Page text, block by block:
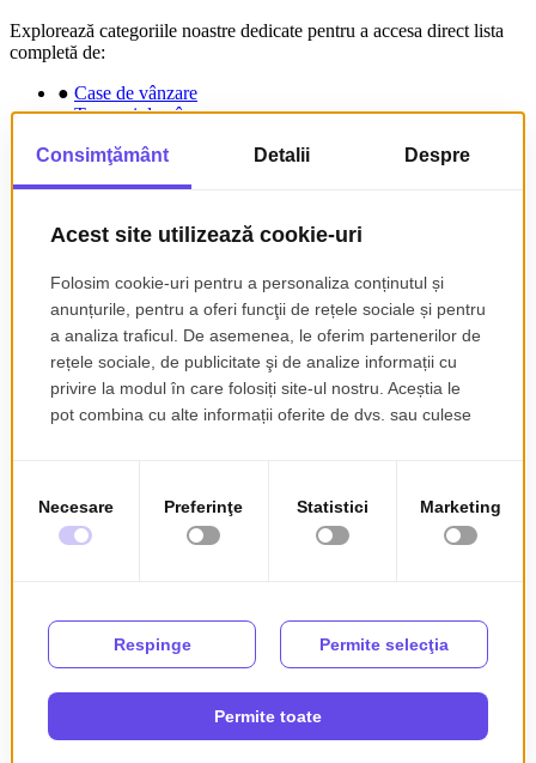
Explorează categoriile noastre dedicate pentru a accesa direct lista
completă de:
● Case de vânzare
●Terenuri de vânzare
●Spații comerciale de închiriat
Folosește filtrele disponibile pentru a găsi rapid
comision,oferte cuplată în rate fără dobândă
Romencos îți pune la dispoziție o
platformă comparativă pentru
apartamente de vânzare, apartamente
imobiliare respective.
Strada Victoriei 49, Pitești
Căutări populare
Apartament de închiriat